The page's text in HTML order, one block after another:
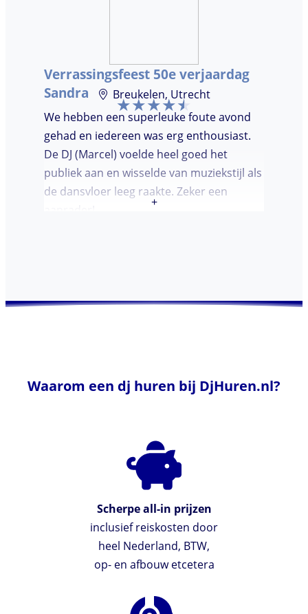
Verrassingsfeest 50e verjaardag
Sandra
Breukelen, Utrecht
We hebben een superleuke foute avond
gehad en iedereen was erg enthousiast.
De DJ (Marcel) voelde heel goed het
publiek aan en wisselde van muziekstijl als
de dansvloer leeg raakte. Zeker een
+
Waarom een dj huren bij DjHuren.nl?
Scherpe all-in prijzen
inclusief reiskosten door
heel Nederland, BTW,
op- en afbouw etcetera